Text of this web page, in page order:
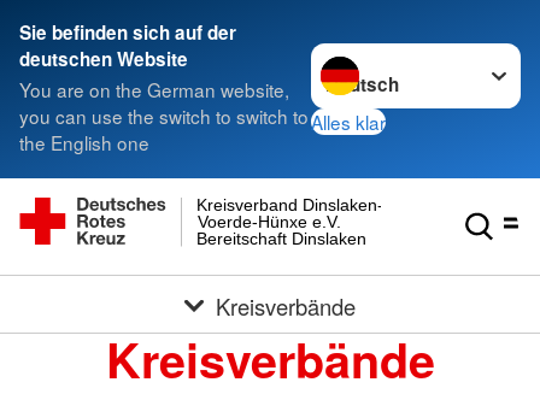
Sie befinden sich auf der
deutschen Website
You are on the German website,
you can use the switch to switch to
the English one
Sprache wechseln zu
Alles klar
Bereitschaft Dinslaken
Voerde-Hünxe e.V.
Kreisverband Dinslaken-
Kreisverbände
Kreisverbände